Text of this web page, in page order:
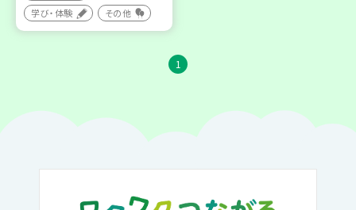
学び・体験
その他
1